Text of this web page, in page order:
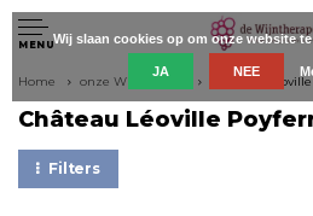
MENU
Home onze Wijnboeren Château
Château Léoville
Filters
Wij slaan cookies op om onze website
JA NEE